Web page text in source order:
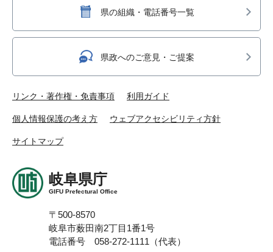
県の組織・電話番号一覧
県政へのご意見・ご提案
リンク・著作権・免責事項 利用ガイド
個人情報保護の考え方 ウェブアクセシビリティ方針
サイトマップ
岐阜県庁
GIFU Prefectural Office
〒500-8570
岐阜市薮田南2丁目1番1号
電話番号 058-272-1111（代表）